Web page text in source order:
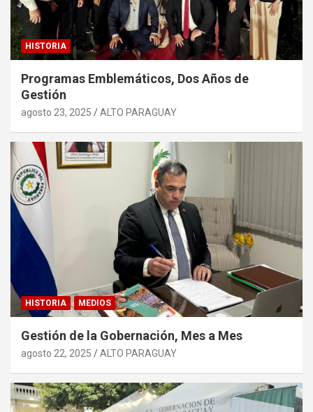
HISTORIA
Programas Emblemáticos, Dos Años de
Gestión
agosto 23, 2025 ALTO PARAGUAY
HISTORIA MEDIOS
Gestión de la Gobernación, Mes a Mes
agosto 22, 2025 ALTO PARAGUAY